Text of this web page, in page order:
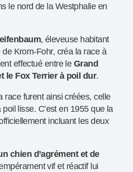
le nord de la Westphalie en
, éleveuse habitant
Krom-Fohr, créa la race à
effectué entre le Grand
le Fox Terrier à poil dur.
race furent ainsi créées, celle
lisse. C’est en 1955 que la
incluant les deux
chien d’agrément et de
vif et réactif lui